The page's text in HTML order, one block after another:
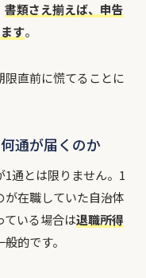
書類さえ揃えば、申告
す。
直前に慌てることに
通が届くのか
通とは限りません。1
在職していた自治体
ている場合は退職所得
的です。